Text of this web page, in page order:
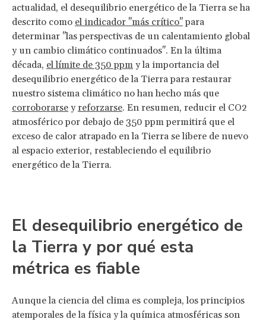
actualidad, el desequilibrio energético de la Tierra se ha
descrito como el indicador "más crítico"para
determinar "las perspectivas de un calentamiento global
y un cambio climático continuados". En la última
década, el límite de 350 ppm y la importancia del
desequilibrio energético de la Tierra para restaurar
nuestro sistema climático no han hecho más que
corroborarse yreforzarse. En resumen, reducir el CO2
atmosférico por debajo de 350 ppm permitirá que el
exceso de calor atrapado en la Tierra se libere de nuevo
al espacio exterior, restableciendo el equilibrio
energético de la Tierra.
El desequilibrio energético de
la Tierra y por qué esta
métrica es fiable
Aunque la ciencia del clima es compleja, los principios
atemporales de la física y la química atmosféricas son